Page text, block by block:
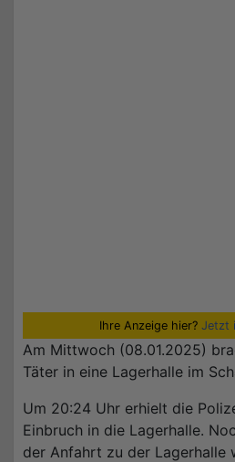
Ihre Anzeige hier? Jetzt
Am Mittwoch (08.01.2025)
Täter in eine Lagerhalle im
Um 20:24 Uhr erhielt die
Einbruch in die Lagerhalle.
der Anfahrt zu der Lagerhalle